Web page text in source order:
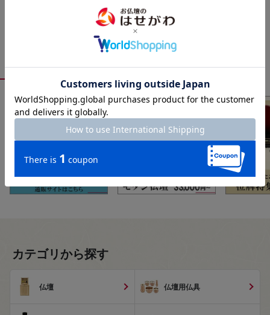
おすすめ特集
カテゴリから探す
仏壇 仏壇用仏具